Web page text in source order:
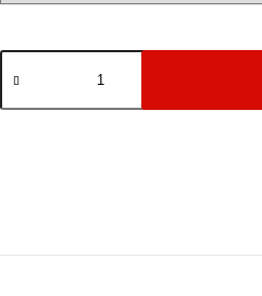
Jura
Innenverteilmanschette,
Wassertankdichtung